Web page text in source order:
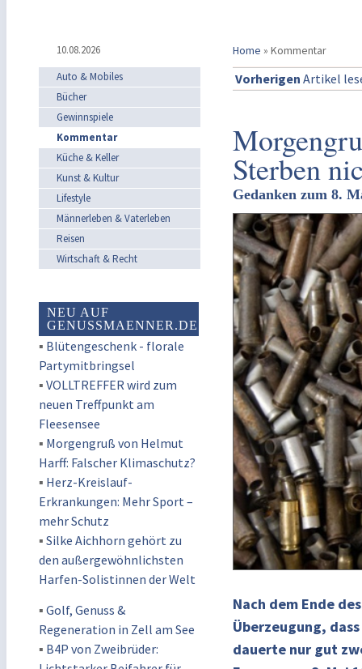
10.08.2026 Home » Kommentar
Auto & Mobiles
Bücher
Gewinnspiele
Kommentar
Küche & Keller
Kunst & Kultur
Lifestyle
Männerleben & Vaterleben
Reisen
Wirtschaft & Recht
NEU AUF
GENUSSMAENNER.DE
▪ Blütengeschenk - florale
Partymitbringsel
▪ VOLLTREFFER wird zum
neuen Treffpunkt am
Fleesensee
▪ Morgengruß von Helmut
Harff: Falscher Klimaschutz?
▪ Herz-Kreislauf-
Erkrankungen: Mehr Sport –
mehr Schutz
▪ Silke Aichhorn gehört zu
den außergewöhnlichsten
Harfen-Solistinnen der Welt
▪ Golf, Genuss &
Regeneration in Zell am See
▪ B4P von Zweibrüder:
Vorherigen Artikel
Sterben
Gedanken zum 8.
Nach dem Ende
Überzeugung,
dauerte nur gut